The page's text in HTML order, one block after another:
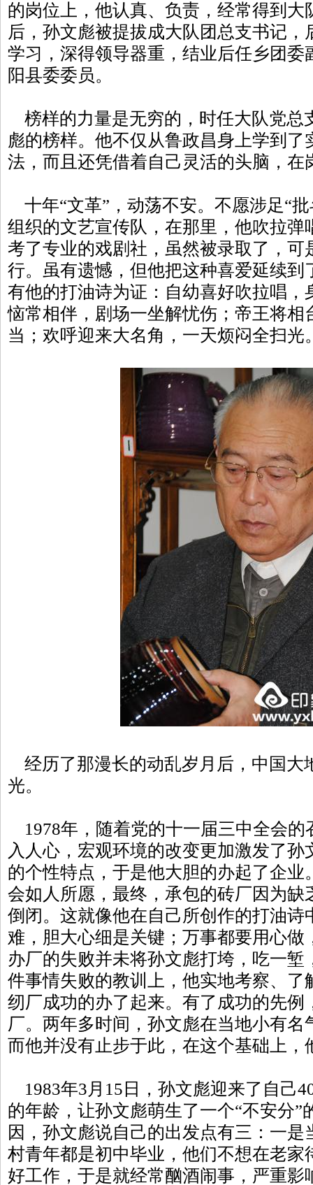
的岗位上，他认真、负责，经常得到大
后，孙文彪被提拔成大队团总支书记
学习，深得领导器重，结业后任乡团委
阳县委委员。
榜样的力量是无穷的，时任大队党总
彪的榜样。他不仅从鲁政昌身上学到
法，而且还凭借着自己灵活的头脑，在
十年“文革”，动荡不安。不愿涉足“
组织的文艺宣传队，在那里，他吹拉弹
考了专业的戏剧社，虽然被录取了，可
行。虽有遗憾，但他把这种喜爱延续到
有他的打油诗为证：自幼喜好吹拉唱，
恼常相伴，剧场一坐解忧伤；帝王将相
当；欢呼迎来大名角，一天烦闷全扫光
经历了那漫长的动乱岁月后，中国大
光。
1978年，随着党的十一届三中全会的
入人心，宏观环境的改变更加激发了
的个性特点，于是他大胆的办起了企业
会如人所愿，最终，承包的砖厂因为缺
倒闭。这就像他在自己所创作的打油诗
难，胆大心细是关键；万事都要用心做
办厂的失败并未将孙文彪打垮，吃一
件事情失败的教训上，他实地考察、了
纫厂成功的办了起来。有了成功的先例
厂。两年多时间，孙文彪在当地小有
而他并没有止步于此，在这个基础上，
1983年3月15日，孙文彪迎来了自己
的年龄，让孙文彪萌生了一个“不安分”
因，孙文彪说自己的出发点有三：一
村青年都是初中毕业，他们不想在老家
好工作，于是就经常酗酒闹事，严重影